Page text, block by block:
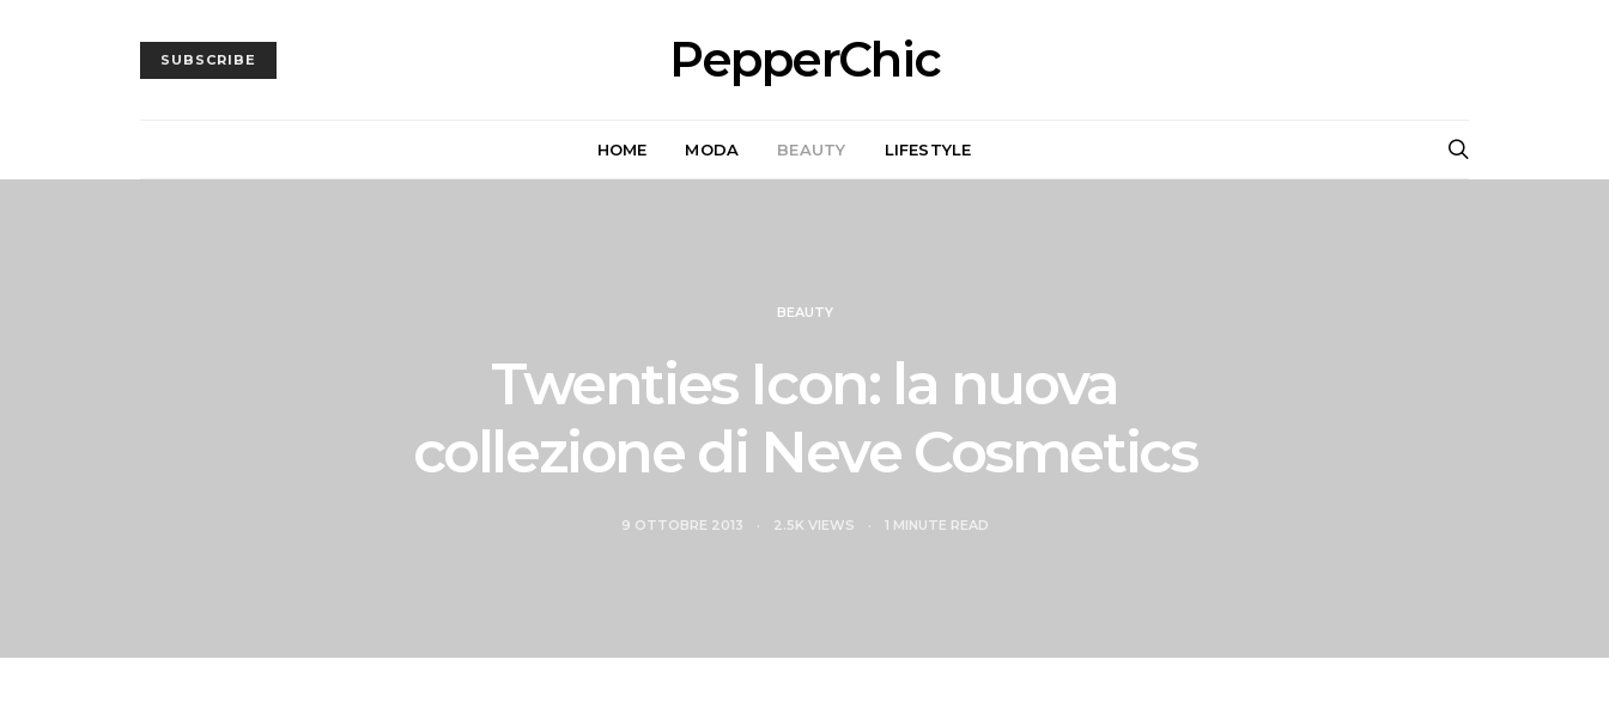
SUBSCRIBE PepperChic
HOME MODA BEAUTY LIFESTYLE
BEAUTY
Twenties Icon: la nuova
collezione di Neve Cosmetics
9 OTTOBRE 2013 2.5K VIEWS 1 MINUTE READ